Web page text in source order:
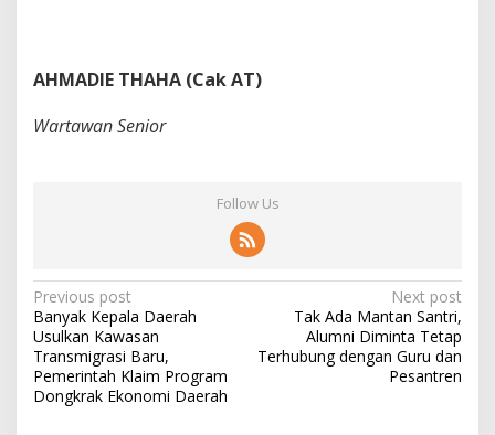
AHMADIE THAHA (Cak AT)
Wartawan Senior
Follow Us
P
o
s
t
Previous post
Banyak Kepala Daerah
Usulkan Kawasan
Transmigrasi Baru,
Pemerintah Klaim Program
Dongkrak Ekonomi Daerah
Next post
Tak Ada Mantan Santri,
Alumni Diminta Tetap
Terhubung dengan Guru dan
Pesantren